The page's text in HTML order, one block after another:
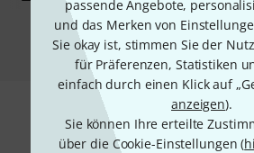
passende Angebote,
und das Merken von
Sie okay ist, stimmen Sie der
für Präferenzen, Statistiken
einfach durch einen Klick auf
anzeigen).
Sie können Ihre erteilte
über die Cookie-Einstellungen (
Vergleichen
Zubehör &